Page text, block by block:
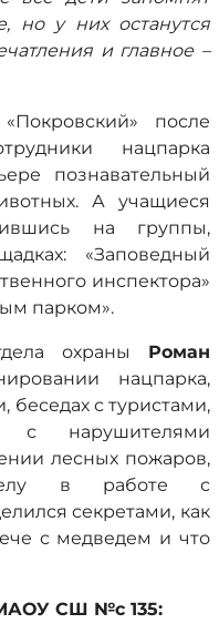
но у них останутся
и главное –
после
нацпарка
познавательный
А учащиеся
на группы,
«Заповедный
инспектора»
парком».
охраны Роман
нацпарка,
беседах с туристами,
с нарушителями
лесных пожаров,
в работе с
секретами, как
с медведем и что
СШ №с 135: